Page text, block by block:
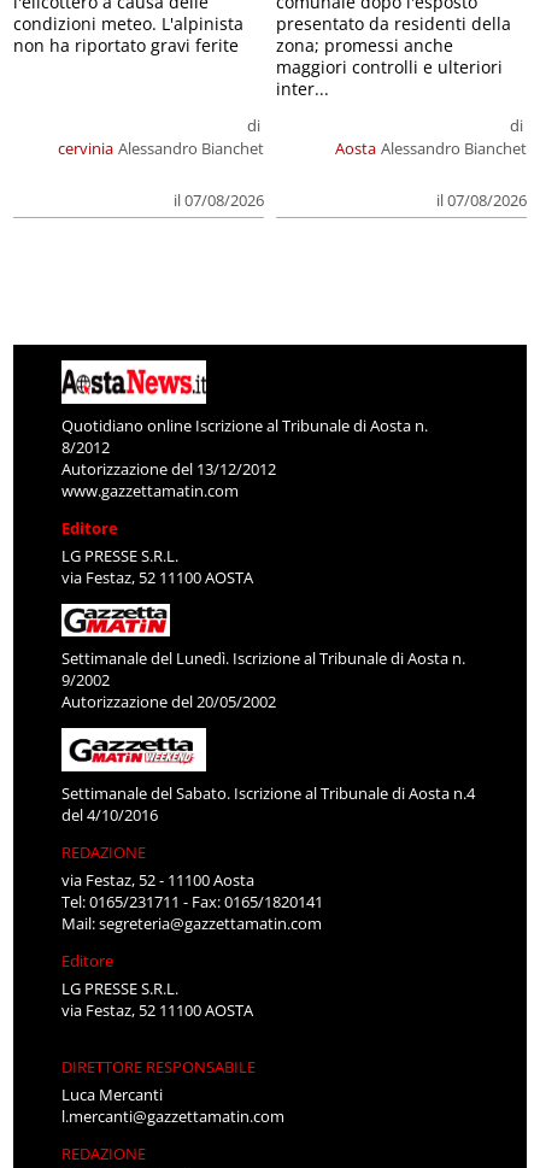
cervinia
di
Alessandro Bianchet
il 07/08/2026
condizioni meteo. L'alpinista
non ha riportato gravi ferite
Aosta
di
Alessandro Bianchet
il 07/08/2026
presentato da residenti della
zona; promessi anche
maggiori controlli e ulteriori
inter...
Quotidiano online Iscrizione al Tribunale di Aosta n.
8/2012
Autorizzazione del 13/12/2012
www.gazzettamatin.com
Editore
LG PRESSE S.R.L.
via Festaz, 52 11100 AOSTA
Settimanale del Lunedì. Iscrizione al Tribunale di Aosta n.
9/2002
Autorizzazione del 20/05/2002
Settimanale del Sabato. Iscrizione al Tribunale di Aosta n.4
del 4/10/2016
REDAZIONE
via Festaz, 52 - 11100 Aosta
Tel: 0165/231711 - Fax: 0165/1820141
Mail:segreteria@gazzettamatin.com
Editore
LG PRESSE S.R.L.
via Festaz, 52 11100 AOSTA
DIRETTORE RESPONSABILE
Luca Mercanti
l.mercanti@gazzettamatin.com
REDAZIONE